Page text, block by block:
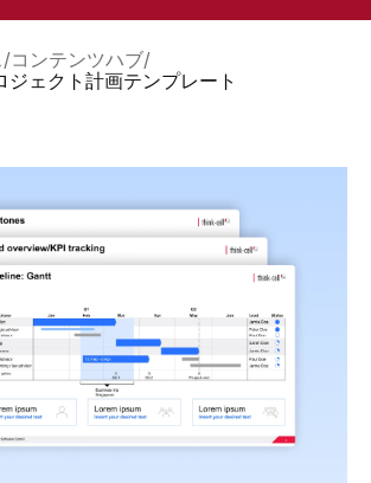
コンテンツハブ
ェクト計画テンプレート